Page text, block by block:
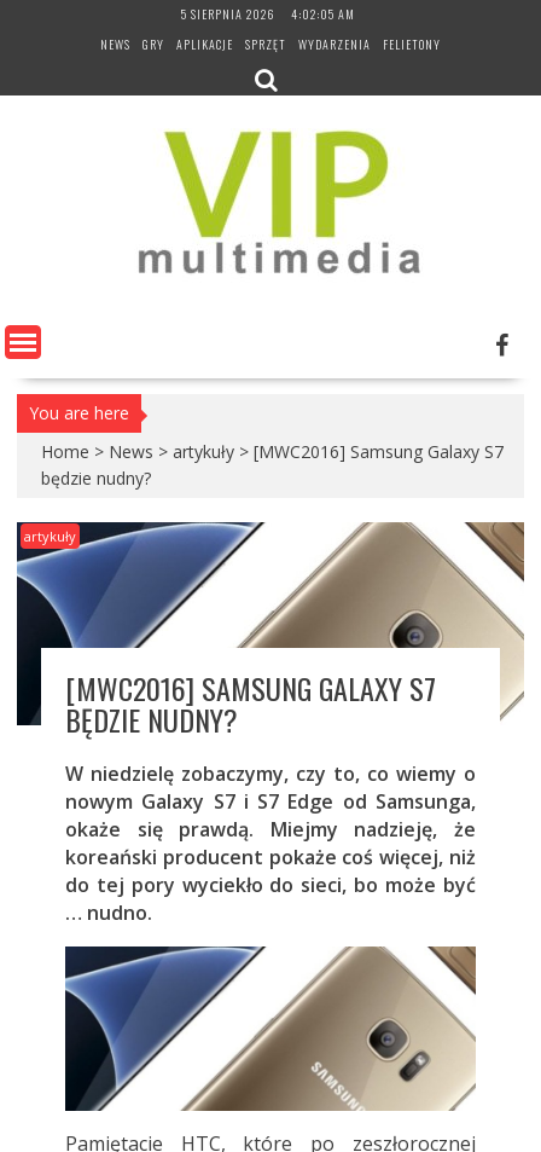
5 SIERPNIA 2026
4:02:06 AM
NEWS
GRY APLIKACJE SPRZĘT WYDARZENIA FELIETONY
You are here
Home > News > artykuły > [MWC2016] Samsung Galaxy S7
będzie nudny?
artykuły
[MWC2016] SAMSUNG GALAXY S7
BĘDZIE NUDNY?
W niedzielę zobaczymy, czy to, co wiemy o
nowym Galaxy S7 i S7 Edge od Samsunga,
okaże się prawdą. Miejmy nadzieję, że
koreański producent pokaże coś więcej, niż
do tej pory wyciekło do sieci, bo może być
… nudno.
Pamiętacie HTC, które po zeszłorocznej